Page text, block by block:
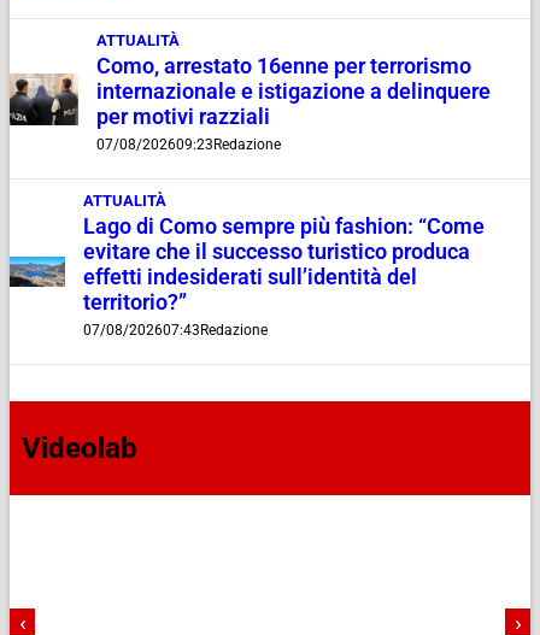
ATTUALITÀ
Como, arrestato 16enne per terrorismo
internazionale e istigazione a delinquere
per motivi razziali
07/08/202609:23 Redazione
ATTUALITÀ
Lago di Como sempre più fashion: “Come
evitare che il successo turistico produca
effetti indesiderati sull’identità del
territorio?”
07/08/202607:43 Redazione
Videolab
‹ ›